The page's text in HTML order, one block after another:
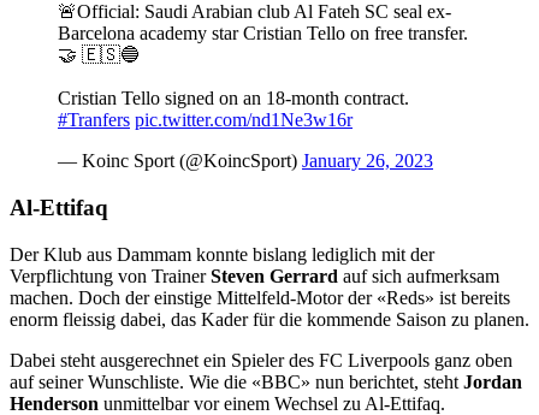
🚨Official: Saudi Arabian club Al Fateh SC seal ex-
Barcelona academy star Cristian Tello on free transfer.
🤝 🇪🇸🔵
Cristian Tello signed on an 18-month contract.
#Tranfers pic.twitter.com/nd1Ne3w16r
— Koinc Sport (@KoincSport) January 26, 2023
Al-Ettifaq
Der Klub aus Dammam konnte bislang lediglich mit der
Verpflichtung von TrainerSteven Gerrard auf sich aufmerksam
machen. Doch der einstige Mittelfeld-Motor der «Reds» ist bereits
enorm fleissig dabei, das Kader für die kommende Saison zu planen.
Dabei steht ausgerechnet ein Spieler des FC Liverpools ganz oben
auf seiner Wunschliste. Wie die «BBC» nun berichtet, steht Jordan
Henderson unmittelbar vor einem Wechsel zu Al-Ettifaq.